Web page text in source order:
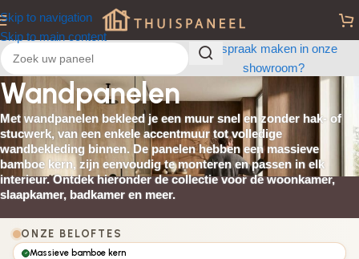
Skip to navigation
Skip to main content
Afspraak maken in onze
showroom?
Wandpanelen
Met wandpanelen bekleed je een muur snel en zonder hak- of
stucwerk, van een enkele accentmuur tot volledige
wandbekleding binnen. De panelen hebben een massieve
bamboe kern, zijn eenvoudig te monteren en passen in elk
interieur. Ontdek hieronder de collectie voor de woonkamer,
slaapkamer, badkamer en meer.
ONZE BELOFTES
Massieve bamboe kern